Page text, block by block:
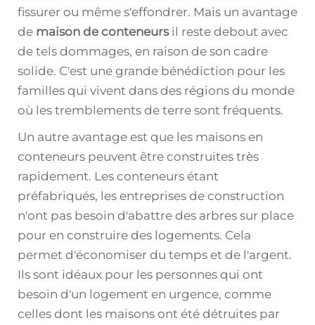
fissurer ou même s'effondrer. Mais un avantage
de maison de conteneurs il reste debout avec
de tels dommages, en raison de son cadre
solide. C'est une grande bénédiction pour les
familles qui vivent dans des régions du monde
où les tremblements de terre sont fréquents.
Un autre avantage est que les maisons en
conteneurs peuvent être construites très
rapidement. Les conteneurs étant
préfabriqués, les entreprises de construction
n'ont pas besoin d'abattre des arbres sur place
pour en construire des logements. Cela
permet d'économiser du temps et de l'argent.
Ils sont idéaux pour les personnes qui ont
besoin d'un logement en urgence, comme
celles dont les maisons ont été détruites par